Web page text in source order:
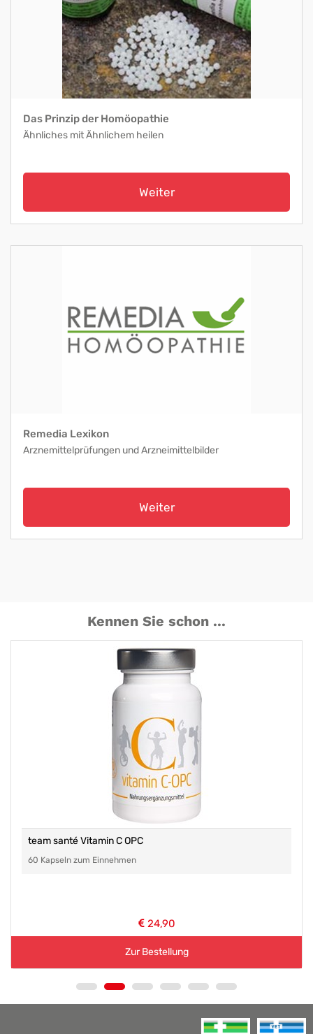
Das Prinzip der Homöopathie
Ähnliches mit Ähnlichem heilen
Weiter
Remedia Lexikon
Arznemittelprüfungen und Arzneimittelbilder
Weiter
Kennen Sie schon ...
team santé Vitamin C OPC
60 Kapseln zum Einnehmen
24,90
Zur Bestellung